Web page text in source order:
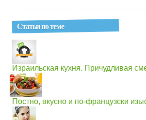
Статьи по теме
Израильская кухня. Причудливая
Постно, вкусно и по-французски